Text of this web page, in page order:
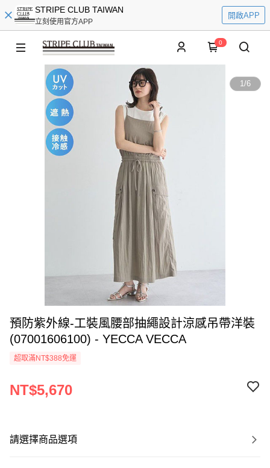
STRIPE CLUB TAIWAN
立刻使用官方APP
開啟APP
0
1/6
預防紫外線-工裝風腰部抽繩設計涼感吊帶洋裝
(07001606100) - YECCA VECCA
超取滿NT$388免運
NT$5,670
請選擇商品選項